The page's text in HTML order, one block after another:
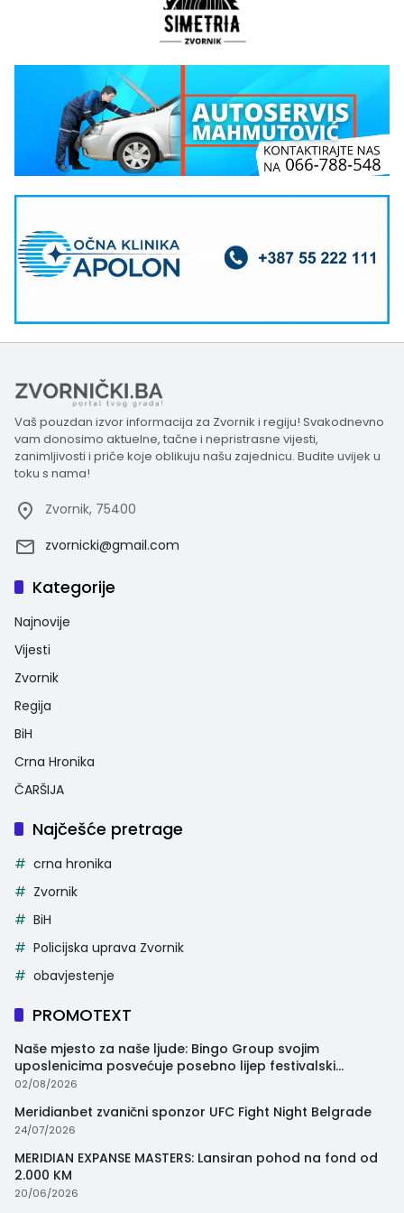
Vaš pouzdan izvor informacija za Zvornik i regiju! Svakodnevno
vam donosimo aktuelne, tačne i nepristrasne vijesti,
zanimljivosti i priče koje oblikuju našu zajednicu. Budite uvijek u
toku s nama!
Zvornik, 75400
zvornicki@gmail.com
Kategorije
Najnovije
Vijesti
Zvornik
Regija
BiH
Crna Hronika
ČARŠIJA
Najčešće pretrage
crna hronika
Zvornik
BiH
Policijska uprava Zvornik
obavjestenje
PROMOTEXT
Naše mjesto za naše ljude: Bingo Group svojim
uposlenicima posvećuje posebno lijep festivalski
trenutak
02/08/2026
Meridianbet zvanični sponzor UFC Fight Night Belgrade
24/07/2026
MERIDIAN EXPANSE MASTERS: Lansiran pohod na fond od
2.000 KM
20/06/2026